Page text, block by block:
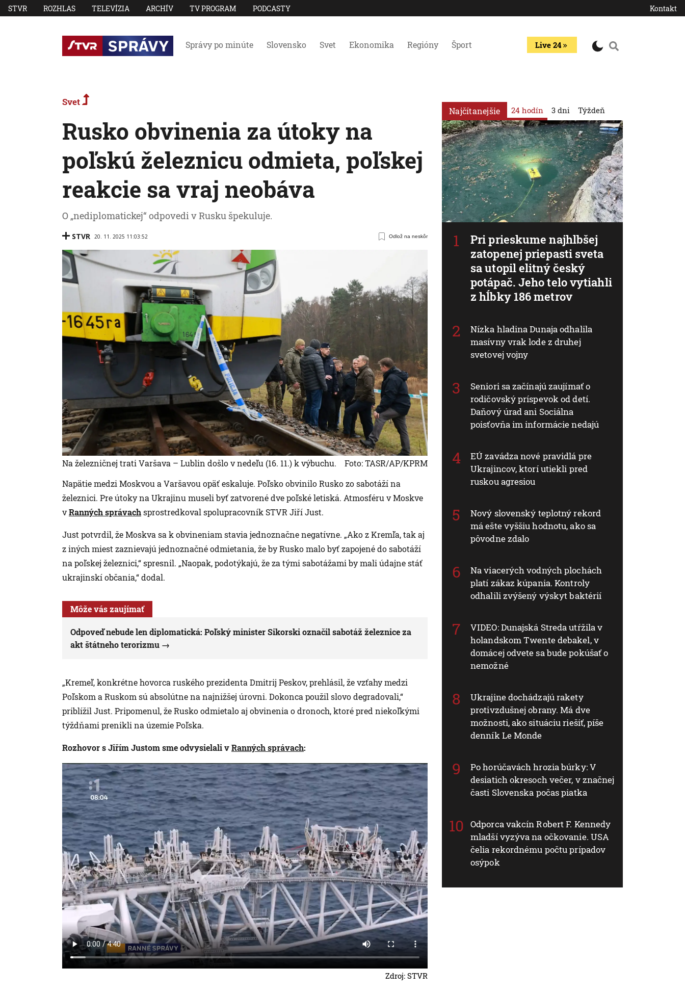
STVR ROZHLAS TELEVÍZIA ARCHÍV TV PROGRAM PODCASTY Kontakt
Správy po minúte Slovensko Svet Ekonomika Regióny Šport Live 24
Svet
Rusko obvinenia za útoky na
poľskú železnicu odmieta, poľskej
reakcie sa vraj neobáva
O „nediplomatickej“ odpovedi v Rusku špekuluje.
STVR 20. 11. 2025 11:03:52 Odlož na neskôr
Na železničnej trati Varšava – Lublin došlo v nedeľu (16. 11.) k výbuchu.
Foto: TASR/AP/KPRM
Napätie medzi Moskvou a Varšavou opäť eskaluje. Poľsko obvinilo Rusko zo sabotáží na
železnici. Pre útoky na Ukrajinu museli byť zatvorené dve poľské letiská. Atmosféru v Moskve
vRanných správachsprostredkoval spolupracovník STVR Jiří Just.
Just potvrdil, že Moskva sa k obvineniam stavia jednoznačne negatívne. „Ako z Kremľa, tak aj
z iných miest zaznievajú jednoznačné odmietania, že by Rusko malo byť zapojené do sabotáží
na poľskej železnici,“ spresnil. „Naopak, podotýkajú, že za tými sabotážami by mali údajne stáť
ukrajinskí občania,“ dodal.
Môže vás zaujímať
Odpoveď nebude len diplomatická: Poľský minister Sikorski označil sabotáž železnice za
akt štátneho terorizmu
„Kremeľ, konkrétne hovorca ruského prezidenta Dmitrij Peskov, prehlásil, že vzťahy medzi
Poľskom a Ruskom sú absolútne na najnižšej úrovni. Dokonca použil slovo degradovali,“
priblížil Just. Pripomenul, že Rusko odmietalo aj obvinenia o dronoch, ktoré pred niekoľkými
týždňami prenikli na územie Poľska.
Rozhovor s Jiřím Justom sme odvysielali vRanných správach:
Zdroj: STVR
Najčítanejšie 24 hodín
Pri prieskume najhlbšej
zatopenej priepasti sveta
sa utopil elitný český
potápač. Jeho telo vytiahli
z hĺbky 186 metrov
Nízka hladina Dunaja odhalila
masívny vrak lode z druhej
svetovej vojny
Seniori sa začínajú zaujímať o
rodičovský príspevok od detí.
Daňový úrad ani Sociálna
poisťovňa im informácie nedajú
EÚ zavádza nové pravidlá pre
Ukrajincov, ktorí utiekli pred
ruskou agresiou
Nový slovenský teplotný rekord
má ešte vyššiu hodnotu, ako sa
pôvodne zdalo
Na viacerých vodných plochách
platí zákaz kúpania. Kontroly
odhalili zvýšený výskyt baktérií
VIDEO: Dunajská Streda utŕžila v
holandskom Twente debakel, v
domácej odvete sa bude pokúšať o
nemožné
Ukrajine dochádzajú rakety
protivzdušnej obrany. Má dve
možnosti, ako situáciu riešiť, píše
denník Le Monde
Po horúčavách hrozia búrky: V
desiatich okresoch večer, v značnej
časti Slovenska počas piatka
Odporca vakcín Robert F. Kennedy
mladší vyzýva na očkovanie. USA
čelia rekordnému počtu prípadov
osýpok
3 dni Týždeň